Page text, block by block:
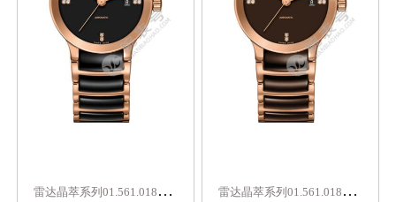
雷
达晶萃系列01.561.0183.3.071 雷
达晶萃系列01.561.0183.3.072